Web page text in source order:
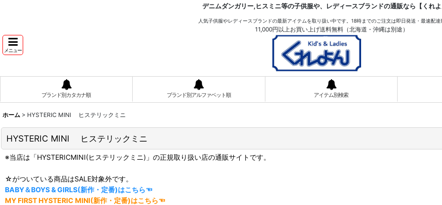
デニムダンガリー,ヒスミニ等の子供服や、レディースブランドの通販なら【くれよ
人気子供服やレディースブランドの最新アイテムを取り扱い中です。18時までのご注文は即日発送・最速配達
11,000円以上お買い上げ送料無料（北海道・沖縄は別途）
メニュー
ブランド別カタカナ順 ブランド別アルファベット順 アイテム別検索
ホーム > HYSTERIC MINI ヒステリックミニ
HYSTERIC MINI ヒステリックミニ
※当店は「HYSTERICMINI(ヒステリックミニ)」の正規取り扱い店の通販サイトです。
☆がついている商品はSALE対象外です。
BABY＆BOYS & GIRLS(新作・定番)はこちら☜
MY FIRST HYSTERIC MINI(新作・定番)はこちら☜